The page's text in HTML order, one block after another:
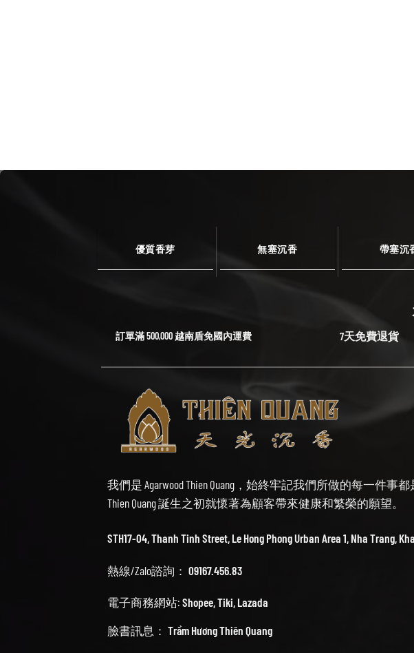
優質香芽 無塞沉香 帶塞沉
訂單滿 500,000 越南盾免國內運費 7天免費退貨
我們是 Agarwood Thien Quang，始終牢記我們所做的每一件事
Thien Quang 誕生之初就懷著為顧客帶來健康和繁榮的願望。
STH17-04, Thanh Tinh Street, Le Hong Phong Urban Area 1, Nha Trang,
熱線/Zalo諮詢： 09167.456.83
電子商務網站: Shopee,Tiki, Lazada
臉書訊息： Trầm Hương Thiên Quang